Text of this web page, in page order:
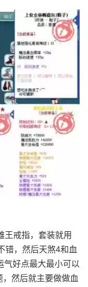
王戒指，套装就用
错，然后天煞4和血
气好点最大最小可以
然后就主要做做血